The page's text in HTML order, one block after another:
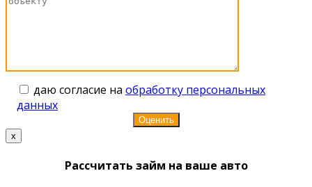
даю согласие на обработку персональных
данных
x
Рассчитать займ на ваше авто